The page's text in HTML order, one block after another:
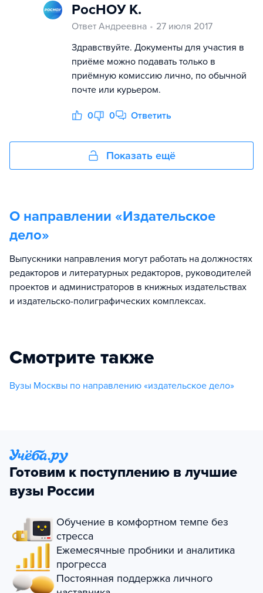
РосНОУ К.
Ответ Андреевна
27 июля 2017
Здравствуйте. Документы для участия в
приёме можно подавать только в
приёмную комиссию лично, по обычной
почте или курьером.
0 0 Ответить
Показать ещё
О направлении «Издательское
дело»
Выпускники направления могут работать на должностях
редакторов и литературных редакторов, руководителей
проектов и администраторов в книжных издательствах
и издательско-полиграфических комплексах.
Смотрите также
Вузы Москвы по направлению «издательское дело»
Готовим к поступлению в лучшие
вузы России
Обучение в комфортном темпе без
стресса
Ежемесячные пробники и аналитика
прогресса
Постоянная поддержка личного